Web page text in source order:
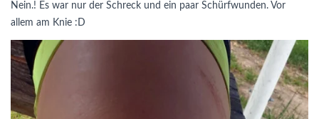
Nein.! Es war nur der Schreck und ein paar Schürfwunden. Vor
allem am Knie :D